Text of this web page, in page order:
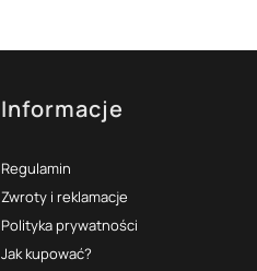
Informacje
Regulamin
Zwroty i reklamacje
Polityka prywatności
Jak kupować?